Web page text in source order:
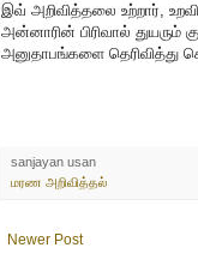
இவ் அறிவித்தலை உற்றார்,
அன்னாரின் பிரிவால்
அனுதாபங்களை தெரிவித்து
sanjayan usan
மரண அறிவித்தல்
Newer Post